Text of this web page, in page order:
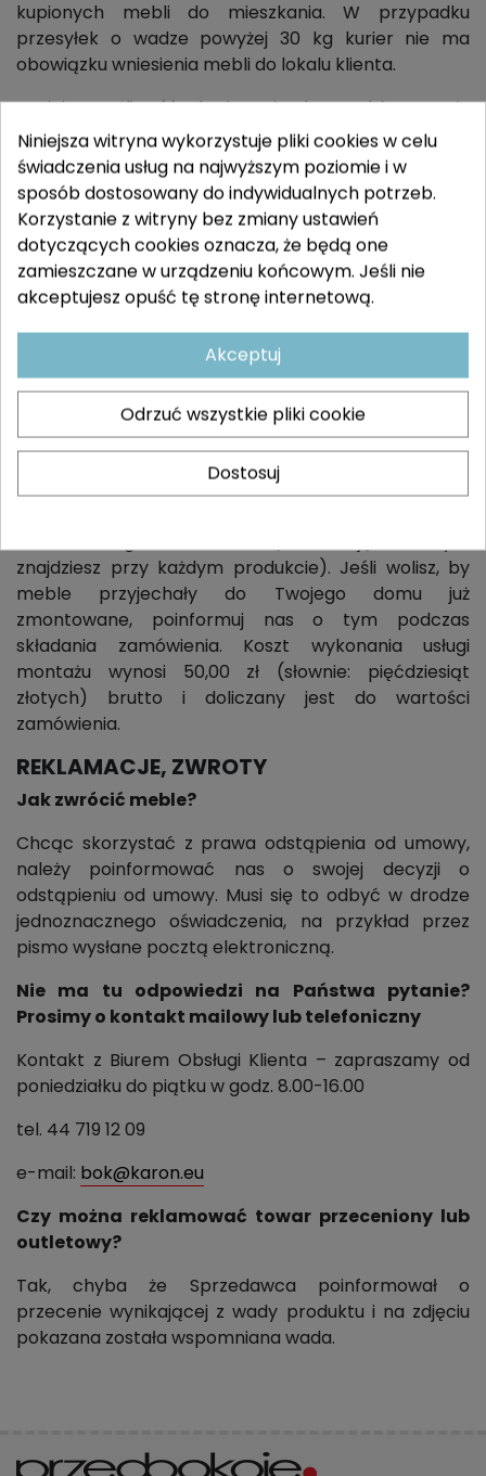
kupionych mebli do mieszkania. W przypadku
przesyłek o wadze powyżej 30 kg kurier nie ma
obowiązku wniesienia mebli do lokalu klienta.
Istnieje możliwość dopłacenia, by meble zostały
wniesione do Twojego mieszkania. Usługa ta jest
dodatkowo płatna, a jej koszt wynosi 90 zł (słownie:
dziewięćdziesiąt złotych) brutto. Jeśli chcesz
skorzystać z tej opcji, poinformuj nas mailowo –
bok@karon.eu.
Czy możliwy jest odbiór osobisty?
bok@karon.eu, tel. 44 719 12 09). Adres
odbioru mebli: Łazisko 116, 97-200 Tomaszów
Czy możliwy jest montaż zamówionych przeze
znajdziesz przy każdym produkcie). Jeśli wolisz, by
meble przyjechały do Twojego domu już
zmontowane, poinformuj nas o tym podczas
składania zamówienia. Koszt wykonania usługi
montażu wynosi 50,00 zł (słownie: pięćdziesiąt
złotych) brutto i doliczany jest do wartości
zamówienia.
REKLAMACJE, ZWROTY
Jak zwrócić meble?
Chcąc skorzystać z prawa odstąpienia od umowy,
należy poinformować nas o swojej decyzji o
odstąpieniu od umowy. Musi się to odbyć w drodze
jednoznacznego oświadczenia, na przykład przez
pismo wysłane pocztą elektroniczną.
Nie ma tu odpowiedzi na Państwa pytanie?
Prosimy o kontakt mailowy lub telefoniczny
Kontakt z Biurem Obsługi Klienta – zapraszamy od
poniedziałku do piątku w godz. 8.00-16.00
tel. 44 719 12 09
e-mail: bok@karon.eu
Czy można reklamować towar przeceniony lub
outletowy?
Tak, chyba że Sprzedawca poinformował o
przecenie wynikającej z wady produktu i na zdjęciu
pokazana została wspomniana wada.
Niniejsza witryna wykorzystuje pliki cookies w celu
świadczenia usług na najwyższym poziomie i w
sposób dostosowany do indywidualnych potrzeb.
Korzystanie z witryny bez zmiany ustawień
dotyczących cookies oznacza, że będą one
zamieszczane w urządzeniu końcowym. Jeśli nie
akceptujesz opuść tę stronę internetową.
Akceptuj
Odrzuć wszystkie pliki cookie
Dostosuj